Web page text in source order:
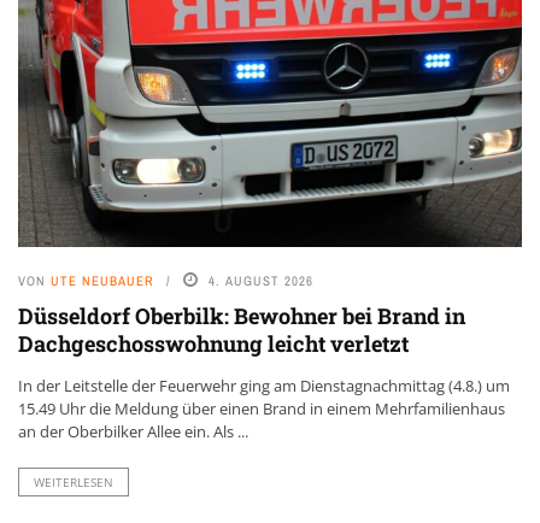
VON UTE NEUBAUER 4. AUGUST 2026
Düsseldorf Oberbilk: Bewohner bei Brand in
Dachgeschosswohnung leicht verletzt
In der Leitstelle der Feuerwehr ging am Dienstagnachmittag (4.8.) um
15.49 Uhr die Meldung über einen Brand in einem Mehrfamilienhaus
an der Oberbilker Allee ein. Als ...
WEITERLESEN